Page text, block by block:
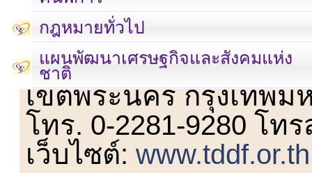
กฎหมายทั่วไป
แผนพัฒนาเศรษฐกิจและสังคมแห่ง
ชาติ
เลขที่ 23 ชั้น 2 ถนนวิ
เขตพระนคร กรุงเทพม
โทร. 0-2281-9280 โท
เว็บไซต์:www.tddf.or.th